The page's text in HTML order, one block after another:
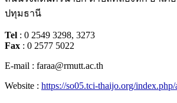
ปทุมธานี
Tel : 0 2549 3298, 3273
Fax : 0 2577 5022
E-mail : faraa@rmutt.ac.th
Website : https://so05.tci-thaijo.org/index.php/